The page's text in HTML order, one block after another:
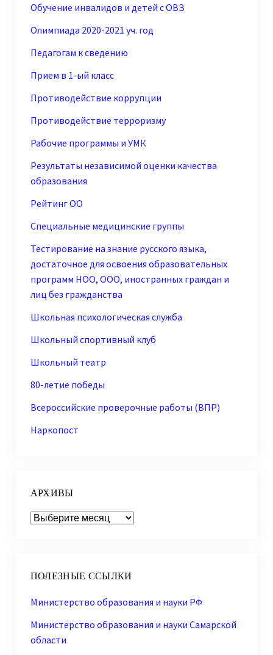
Обучение инвалидов и детей с ОВЗ
Олимпиада 2020-2021 уч. год
Педагогам к сведению
Прием в 1-ый класс
Противодействие коррупции
Противодействие терроризму
Рабочие программы и УМК
Результаты независимой оценки качества
образования
Рейтинг ОО
Специальные медицинские группы
Тестирование на знание русского языка,
достаточное для освоения образовательных
программ НОО, ООО, иностранных граждан и
лиц без гражданства
Школьная психологическая служба
Школьный спортивный клуб
Школьный театр
80-летие победы
Всероссийские проверочные работы (ВПР)
Наркопост
АРХИВЫ
Архивы
ПОЛЕЗНЫЕ ССЫЛКИ
Министерство образования и науки РФ
Министерство образования и науки Самарской
области